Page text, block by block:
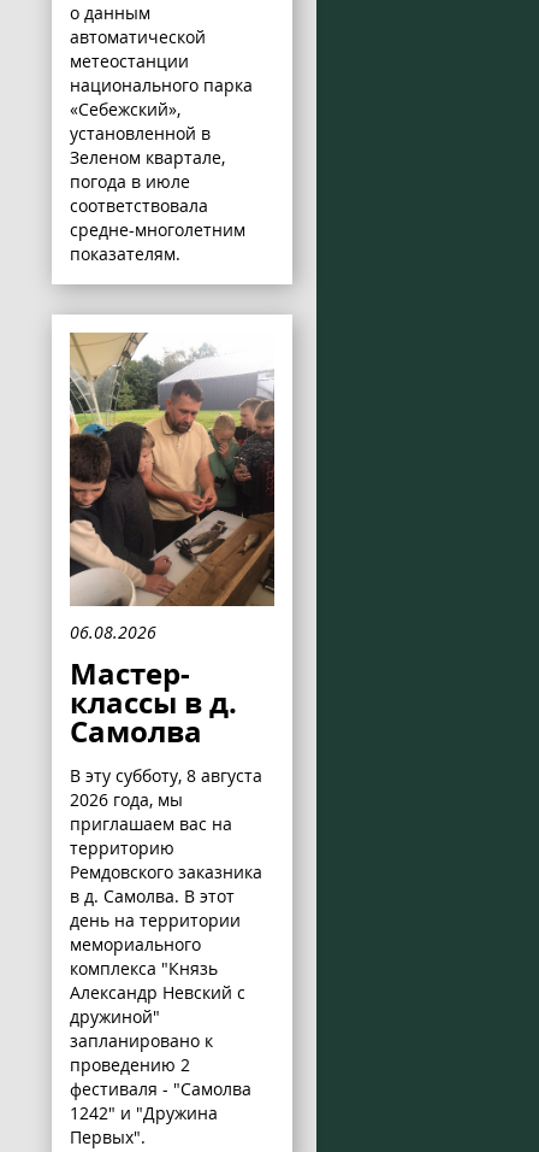
о данным
автоматической
метеостанции
национального парка
«Себежский»,
установленной в
Зеленом квартале,
погода в июле
соответствовала
средне-многолетним
показателям.
06.08.2026
Мастер-
классы в д.
Самолва
В эту субботу, 8 августа
2026 года, мы
приглашаем вас на
территорию
Ремдовского заказника
в д. Самолва. В этот
день на территории
мемориального
комплекса "Князь
Александр Невский с
дружиной"
запланировано к
проведению 2
фестиваля - "Самолва
1242" и "Дружина
Первых".